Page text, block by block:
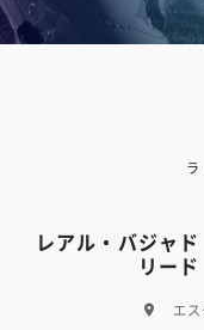
レアル・バジャド
リード
エ